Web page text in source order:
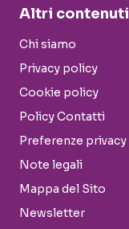
Altri contenuti
Chi siamo
Privacy policy
Cookie policy
Policy Contatti
Preferenze privacy
Note legali
Mappa del Sito
Newsletter